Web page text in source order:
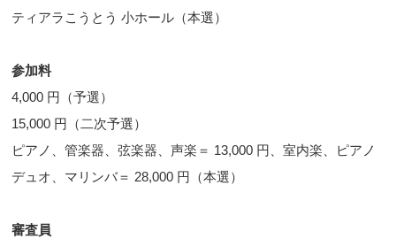
ティアラこうとう 小ホール（本選）
参加料
4,000 円（予選）
15,000 円（二次予選）
ピアノ、管楽器、弦楽器、声楽＝ 13,000 円、室内楽、ピアノ
デュオ、マリンバ＝ 28,000 円（本選）
審査員